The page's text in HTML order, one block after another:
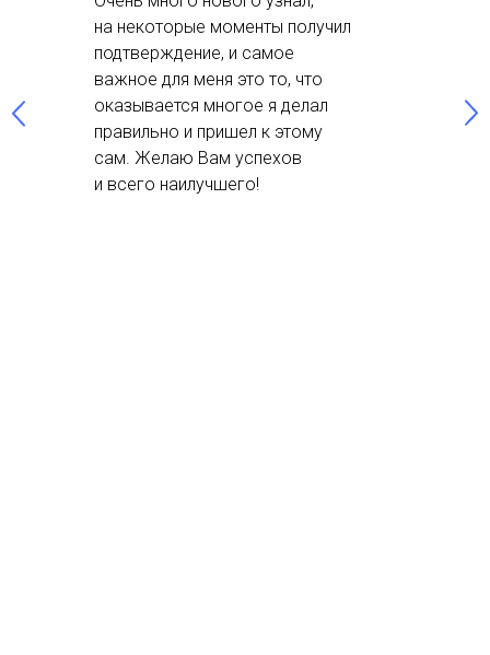
на некоторые моменты получил
подтверждение, и самое
важное для меня это то, что
оказывается многое я делал
правильно и пришел к этому
сам. Желаю Вам успехов
и всего наилучшего!